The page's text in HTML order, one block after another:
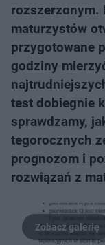
rozszerzonym.
maturzystów
przygotowane
godziny
test dobiegnie
sprawdzamy,
tegorocznych
prognozom i
rozwiązań z